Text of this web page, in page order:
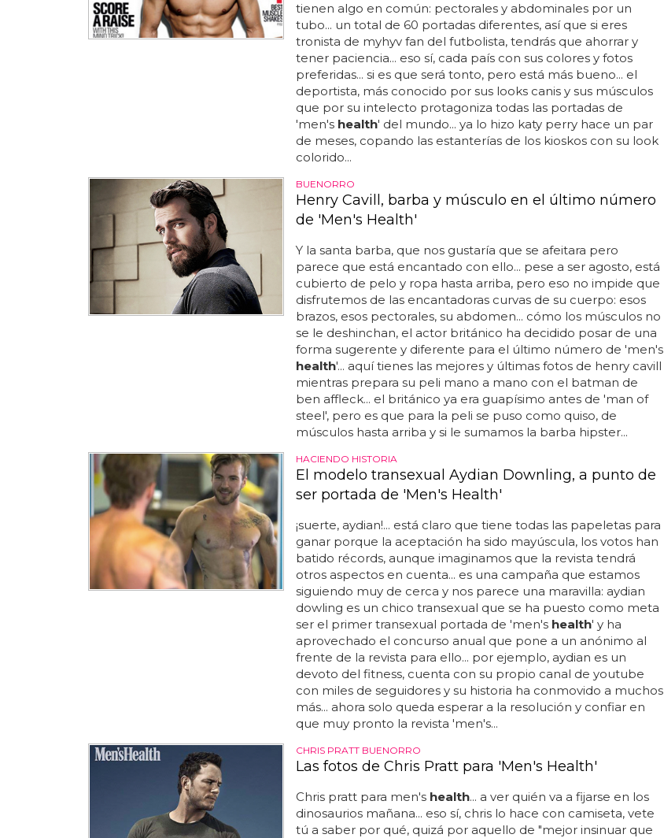
tienen algo en común: pectorales y abdominales por un
tubo... un total de 60 portadas diferentes, así que si eres
tronista de myhyv fan del futbolista, tendrás que ahorrar y
tener paciencia... eso sí, cada país con sus colores y fotos
preferidas... si es que será tonto, pero está más bueno... el
deportista, más conocido por sus looks canis y sus músculos
que por su intelecto protagoniza todas las portadas de
'men's health' del mundo... ya lo hizo katy perry hace un par
de meses, copando las estanterías de los kioskos con su look
colorido...
BUENORRO
Henry Cavill, barba y músculo en el último número
de 'Men's Health'
Y la santa barba, que nos gustaría que se afeitara pero
parece que está encantado con ello... pese a ser agosto, está
cubierto de pelo y ropa hasta arriba, pero eso no impide que
disfrutemos de las encantadoras curvas de su cuerpo: esos
brazos, esos pectorales, su abdomen... cómo los músculos no
se le deshinchan, el actor británico ha decidido posar de una
forma sugerente y diferente para el último número de 'men's
health'... aquí tienes las mejores y últimas fotos de henry cavill
mientras prepara su peli mano a mano con el batman de
ben affleck... el británico ya era guapísimo antes de 'man of
steel', pero es que para la peli se puso como quiso, de
músculos hasta arriba y si le sumamos la barba hipster...
HACIENDO HISTORIA
El modelo transexual Aydian Downling, a punto de
ser portada de 'Men's Health'
¡suerte, aydian!... está claro que tiene todas las papeletas para
ganar porque la aceptación ha sido mayúscula, los votos han
batido récords, aunque imaginamos que la revista tendrá
otros aspectos en cuenta... es una campaña que estamos
siguiendo muy de cerca y nos parece una maravilla: aydian
dowling es un chico transexual que se ha puesto como meta
ser el primer transexual portada de 'men's health' y ha
aprovechado el concurso anual que pone a un anónimo al
frente de la revista para ello... por ejemplo, aydian es un
devoto del fitness, cuenta con su propio canal de youtube
con miles de seguidores y su historia ha conmovido a muchos
más... ahora solo queda esperar a la resolución y confiar en
que muy pronto la revista 'men's...
CHRIS PRATT BUENORRO
Las fotos de Chris Pratt para 'Men's Health'
Chris pratt para men's health... a ver quién va a fijarse en los
dinosaurios mañana... eso sí, chris lo hace con camiseta, vete
tú a saber por qué, quizá por aquello de "mejor insinuar que